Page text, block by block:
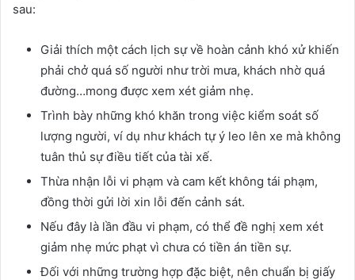
sau:
Giải thích một cách lịch sự về hoàn cảnh khó xử khiến
phải chở quá số người như trời mưa, khách nhờ quá
đường…mong được xem xét giảm nhẹ.
Trình bày những khó khăn trong việc kiểm soát số
lượng người, ví dụ như khách tự ý leo lên xe mà không
tuân thủ sự điều tiết của tài xế.
Thừa nhận lỗi vi phạm và cam kết không tái phạm,
đồng thời gửi lời xin lỗi đến cảnh sát.
Nếu đây là lần đầu vi phạm, có thể đề nghị xem xét
giảm nhẹ mức phạt vì chưa có tiền án tiền sự.
Đối với những trường hợp đặc biệt, nên chuẩn bị giấy